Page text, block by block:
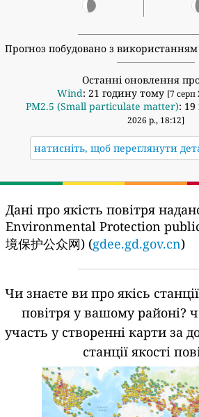
Прогноз побудовано з використанням
Останні оновлення
Wind: 21 годину тому [7 серп
PM2.5 (Small particulate matter):
2026 р., 18:12]
натисніть, щоб переглянути
Дані про якість повітря
Environmental Protection
境保护公众网) (gdee.gd.gov.cn)
Чи знаєте ви про якісь
повітря у вашому районі?
участь у створенні карти за
станції якості